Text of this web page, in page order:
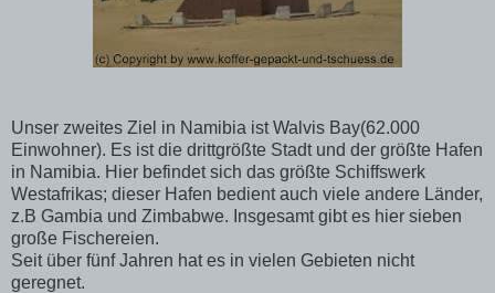
Unser zweites Ziel in Namibia ist Walvis Bay(62.000
Einwohner). Es ist die drittgrößte Stadt und der größte Hafen
in Namibia. Hier befindet sich das größte Schiffswerk
Westafrikas; dieser Hafen bedient auch viele andere Länder,
z.B Gambia und Zimbabwe. Insgesamt gibt es hier sieben
große Fischereien.
Seit über fünf Jahren hat es in vielen Gebieten nicht
geregnet.